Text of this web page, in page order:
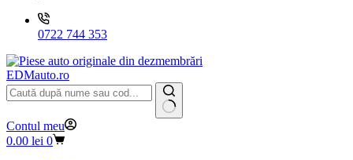
0722 744 353
EDMauto.ro
Niciun
rezultat
Contul meu
Coș
0.00 lei 0